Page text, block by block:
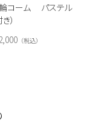
コーム パステル
）
税込